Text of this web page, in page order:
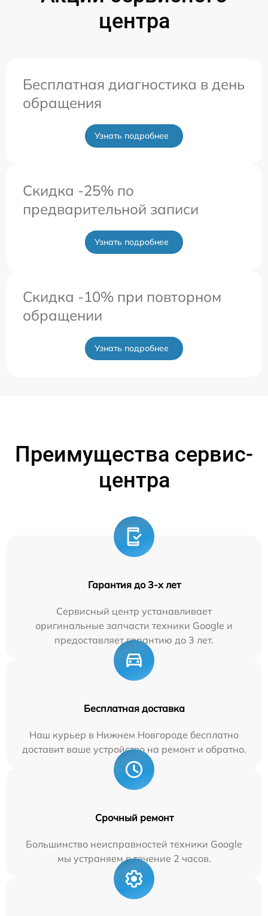
центра
Бесплатная диагностика в день
обращения
Узнать подробнее
Скидка -25% по
предварительной записи
Узнать подробнее
Скидка -10% при повторном
обращении
Узнать подробнее
Преимущества сервис-
центра
Гарантия до 3-х лет
Сервисный центр устанавливает
оригинальные запчасти техники Google и
предоставляет гарантию до 3 лет.
Бесплатная доставка
Наш курьер в Нижнем Новгороде бесплатно
доставит ваше устройство на ремонт и обратно.
Срочный ремонт
Большинство неисправностей техники Google
мы устраняем в течение 2 часов.